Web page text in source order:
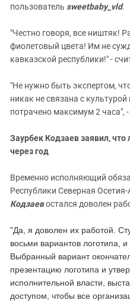
пользователь sweetbaby_vld.
"Честно говоря, все ништяк!
фиолетовый цвета! Им не
кавказской республики!" -
"Не нужно быть экспертом,
никак не связана с
потрачено максимум 2 часа", -
Заурбек Кодзаев заявил,
через год
Временно исполняющий
Республики Северная
Кодзаевостался доволен
"Да, я доволен их работой.
восьми вариантов логотипа,
Выбранный вариант
презентацию логотипа и
исполнительной власти,
доступом, чтобы все